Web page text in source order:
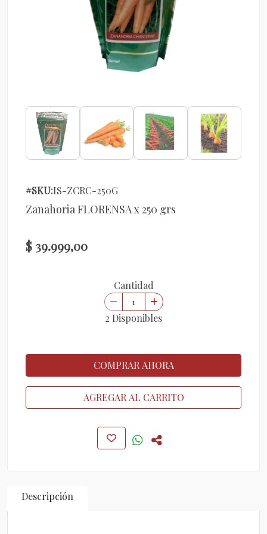
#SKU:IS-ZCRC-250G
Zanahoria FLORENSA x 250 grs
$ 39.999,00
Cantidad
2 Disponibles
COMPRAR AHORA
AGREGAR AL CARRITO
Descripción